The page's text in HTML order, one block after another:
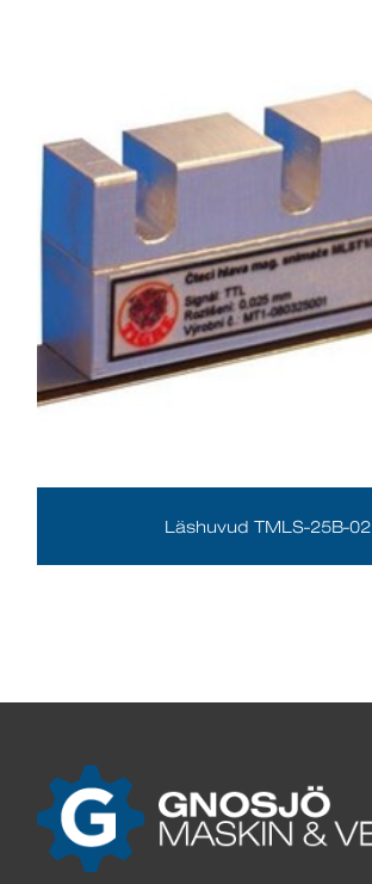
Läshuvud TMLS-25B-02